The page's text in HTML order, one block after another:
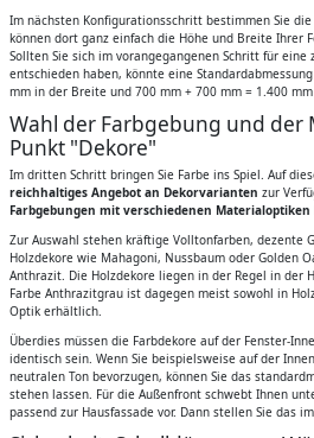
Im nächsten Konfigurationsschritt bestimmen Sie die
können dort ganz einfach die Höhe und Breite Ihrer
Sollten Sie sich im vorangegangenen Schritt für
entschieden haben, könnte eine
mm in der Breite und 700 mm + 700 mm = 1.400
Wahl der Farbgebung und der
Punkt "Dekore"
Im dritten Schritt bringen Sie Farbe ins Spiel. Auf
reichhaltiges Angebot an Dekorvarianten zur
Farbgebungen mit verschiedenen
Zur Auswahl stehen kräftige Volltonfarben, dezente
Holzdekore wie Mahagoni, Nussbaum oder Golden
Anthrazit. Die Holzdekore liegen in der Regel in der
Farbe Anthrazitgrau ist dagegen meist sowohl in
Optik erhältlich.
Überdies müssen die Farbdekore auf der Fenster-
identisch sein. Wenn Sie beispielsweise auf der
neutralen Ton bevorzugen, können Sie das
stehen lassen. Für die Außenfront schwebt Ihnen
passend zur Hausfassade vor. Dann stellen Sie das